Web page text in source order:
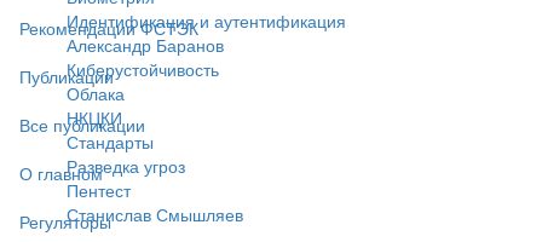
Рекомендации ФСТЭК
Публикации
Все публикации
О главном
Регуляторы
Идентификация и аутентификация
Александр Баранов
Киберустойчивость
Облака
НКЦКИ
Стандарты
Разведка угроз
Пентест
Станислав Смышляев